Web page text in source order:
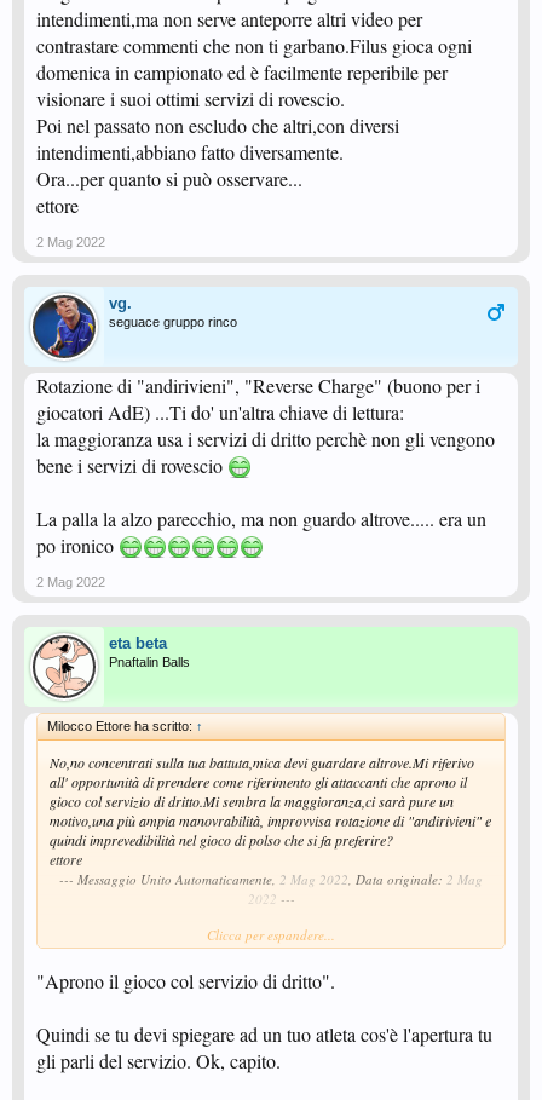
Basta col troll involontario !!
Visualizza: https://youtu.be/5KRBwterPiI
intendimenti,ma non serve anteporre altri video per
contrastare commenti che non ti garbano.Filus gioca ogni
domenica in campionato ed è facilmente reperibile per
visionare i suoi ottimi servizi di rovescio.
Poi nel passato non escludo che altri,con diversi
intendimenti,abbiano fatto diversamente.
Ora...per quanto si può osservare...
ettore
2 Mag 2022
vg.
seguace gruppo rinco
Rotazione di "andirivieni", "Reverse Charge" (buono per i
giocatori AdE) ...Ti do' un'altra chiave di lettura:
la maggioranza usa i servizi di dritto perchè non gli vengono
bene i servizi di rovescio
La palla la alzo parecchio, ma non guardo altrove..... era un
po ironico
2 Mag 2022
eta beta
Pnaftalin Balls
Milocco Ettore ha scritto: ↑
No,no concentrati sulla tua battuta,mica devi guardare altrove.Mi riferivo
all' opportunità di prendere come riferimento gli attaccanti che aprono il
gioco col servizio di dritto.Mi sembra la maggioranza,ci sarà pure un
motivo,una più ampia manovrabilità, improvvisa rotazione di "andirivieni" e
quindi imprevedibilità nel gioco di polso che si fa preferire?
ettore
--- Messaggio Unito Automaticamente, 2 Mag 2022, Data originale: 2 Mag
2022 ---
Tu guarda chi vuoi tu e prova a spiegare i tuoi intendimenti,ma non serve
gioca ogni domenica in campionato ed è facilmente reperibile per visionare i
suoi ottimi servizi di rovescio.
diversamente.
Ora...per quanto si può osservare...
ettore
Clicca per espandere...
"Aprono il gioco col servizio di dritto".
Quindi se tu devi spiegare ad un tuo atleta cos'è l'apertura tu
gli parli del servizio. Ok, capito.